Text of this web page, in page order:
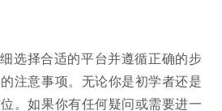
选择合适的平台并遵循正确的步
注意事项。无论你是初学者还是
。如果你有任何疑问或需要进一